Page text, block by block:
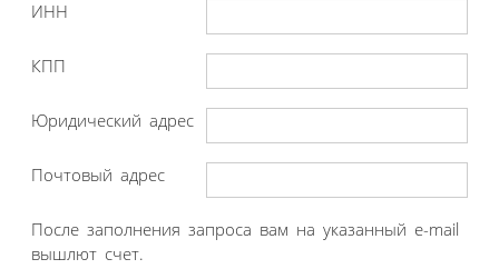
ИНН
КПП
Юридический адрес
Почтовый адрес
После заполнения запроса вам на указанный e-mail
вышлют счет.